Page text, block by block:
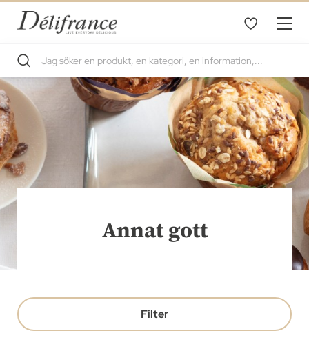
Annat gott
Filter